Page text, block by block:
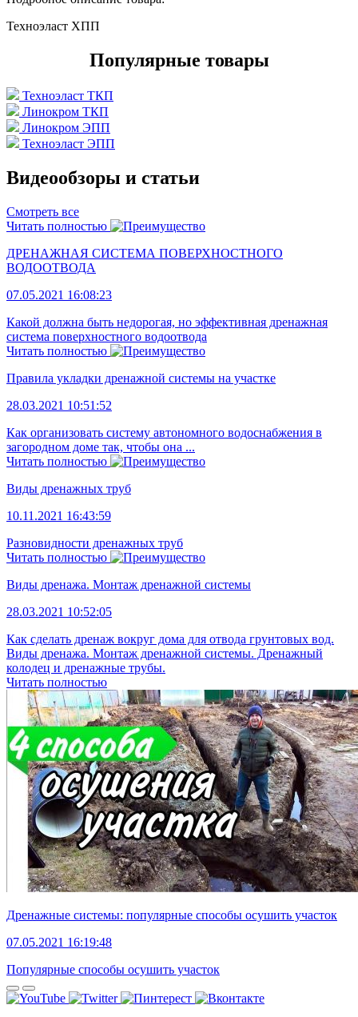
Техноэласт ХПП
Популярные товары
Техноэласт ТКП
Линокром ТКП
Линокром ЭПП
Техноэласт ЭПП
Видеообзоры и статьи
Смотреть все
Читать полностью
ДРЕНАЖНАЯ СИСТЕМА ПОВЕРХНОСТНОГО
ВОДООТВОДА
07.05.2021 16:08:23
Какой должна быть недорогая, но эффективная дренажная
система поверхностного водоотвода
Читать полностью
Правила укладки дренажной системы на участке
28.03.2021 10:51:52
Как организовать систему автономного водоснабжения в
загородном доме так, чтобы она ...
Читать полностью
Виды дренажных труб
10.11.2021 16:43:59
Разновидности дренажных труб
Читать полностью
Виды дренажа. Монтаж дренажной системы
28.03.2021 10:52:05
Как сделать дренаж вокруг дома для отвода грунтовых вод.
Виды дренажа. Монтаж дренажной системы. Дренажный
колодец и дренажные трубы.
Читать полностью
Дренажные системы: популярные способы осушить участок
07.05.2021 16:19:48
Популярные способы осушить участок